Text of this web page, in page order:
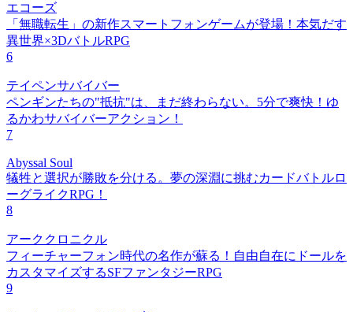
エコーズ
「無職転生」の新作スマートフォンゲームが登場！本気だす
異世界×3DバトルRPG
6
テイペンサバイバー
ペンギンたちの"抵抗"は、まだ終わらない。5分で爽快！ゆ
るかわサバイバーアクション！
7
Abyssal Soul
犠牲と選択が勝敗を分ける。夢の深淵に挑むカードバトルロ
ーグライクRPG！
8
アーククロニクル
フィーチャーフォン時代の名作が蘇る！自由自在にドールを
カスタマイズするSFファンタジーRPG
9